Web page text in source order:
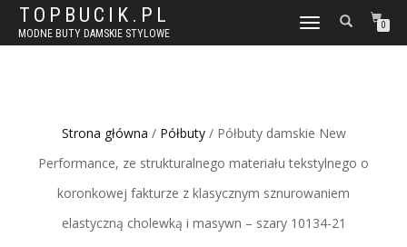
TOPBUCIK.PL
MODNE BUTY DAMSKIE STYLOWE
WŁĄCZ
NAWIGACJĘ
0
Strona główna / Półbuty/ Półbuty damskie New
Performance, ze strukturalnego materiału tekstylnego o
koronkowej fakturze z klasycznym sznurowaniem
elastyczną cholewką i masywn – szary 10134-21